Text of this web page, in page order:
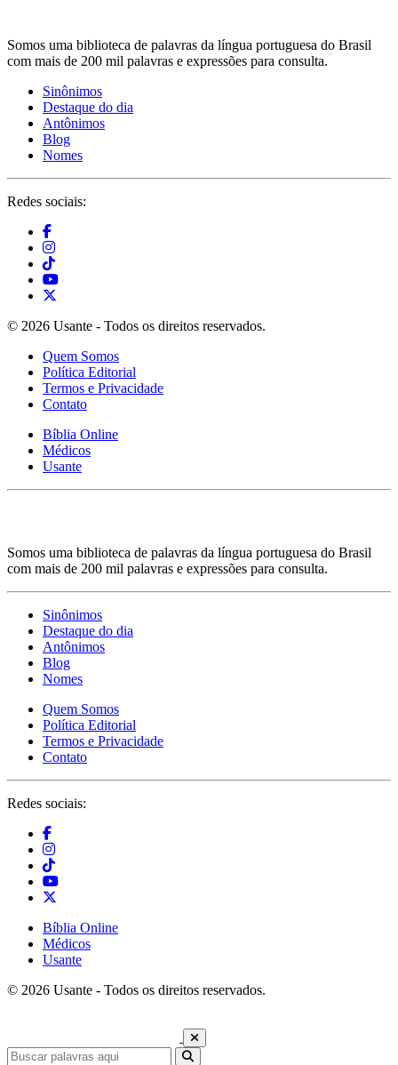
Somos uma biblioteca de palavras da língua portuguesa do Brasil
com mais de 200 mil palavras e expressões para consulta.
Sinônimos
Destaque do dia
Antônimos
Blog
Nomes
Redes sociais:
© 2026 Usante - Todos os direitos reservados.
Quem Somos
Política Editorial
Termos e Privacidade
Contato
Bíblia Online
Médicos
Usante
Somos uma biblioteca de palavras da língua portuguesa do Brasil
com mais de 200 mil palavras e expressões para consulta.
Sinônimos
Destaque do dia
Antônimos
Blog
Nomes
Quem Somos
Política Editorial
Termos e Privacidade
Contato
Redes sociais:
Bíblia Online
Médicos
Usante
© 2026 Usante - Todos os direitos reservados.